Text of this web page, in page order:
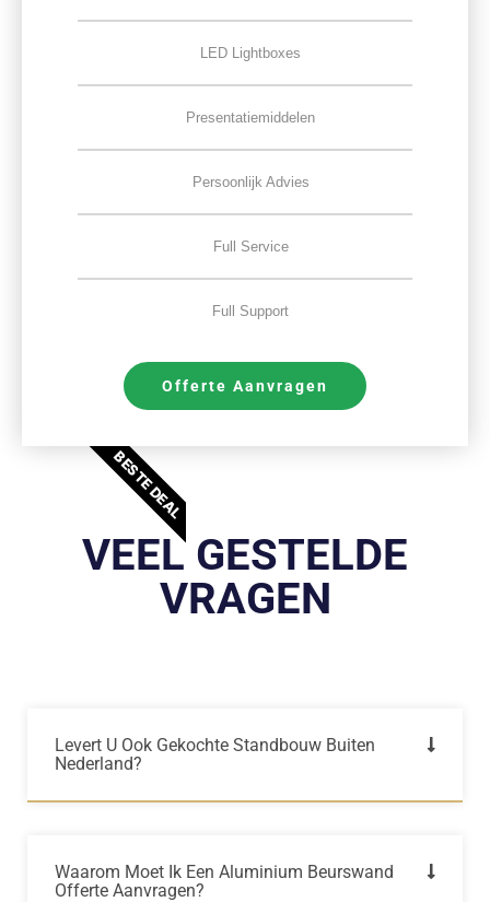
LED Lightboxes
Presentatiemiddelen
Persoonlijk Advies
Full Service
Full Support
Offerte Aanvragen
BESTE DEAL
VEEL GESTELDE
VRAGEN
Levert U Ook Gekochte Standbouw Buiten
Nederland?
Waarom Moet Ik Een Aluminium Beurswand
Offerte Aanvragen?